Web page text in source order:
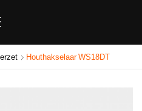
Houthakselaar WS18DT